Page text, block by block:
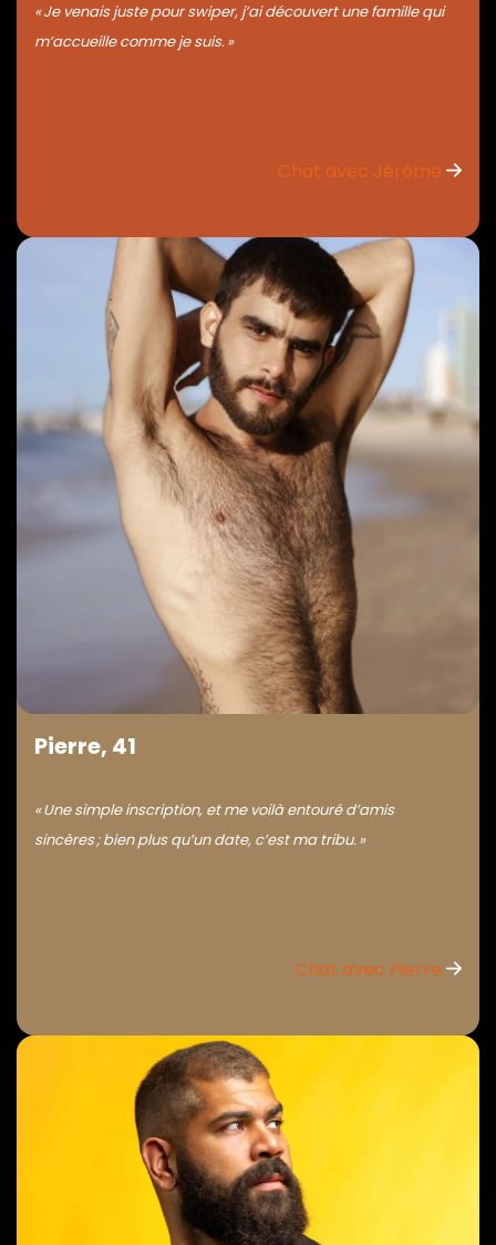
« Je venais juste pour swiper, j’ai découvert une famille qui
m’accueille comme je suis. »
Chat avec Jérôme
Pierre, 41
« Une simple inscription, et me voilà entouré d’amis
sincères ; bien plus qu’un date, c’est ma tribu. »
Chat avec Pierre